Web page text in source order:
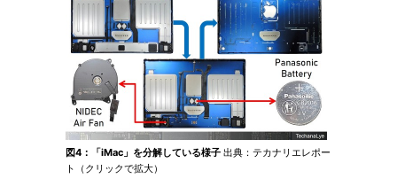
図4：「iMac」を分解している様子 出典：テカナリエレポー
ト（クリックで拡大）